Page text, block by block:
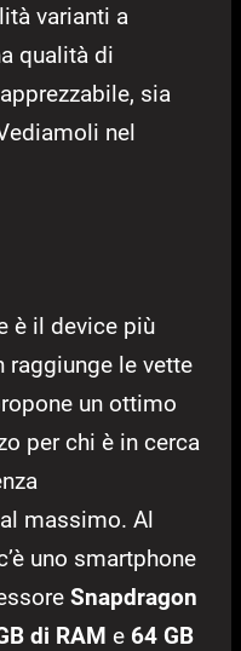
varianti a
qualità di
sia
nel
è il device più
raggiunge le vette
un ottimo
per chi è in cerca
massimo. Al
uno smartphone
Snapdragon
di RAM e 64 GB